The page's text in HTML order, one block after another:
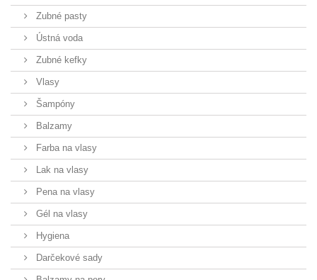
Zubné pasty
Ústná voda
Zubné kefky
Vlasy
Šampóny
Balzamy
Farba na vlasy
Lak na vlasy
Pena na vlasy
Gél na vlasy
Hygiena
Darčekové sady